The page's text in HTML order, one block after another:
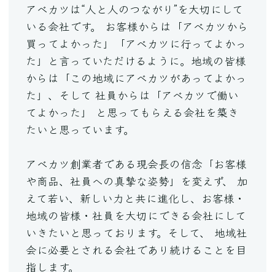
アベカツは“人と人のつながり”を大切にして
いる会社です。 お客様からは「アベカツから
買ってよかった」「アベカツに行ってよかっ
た」と言っていただけるように。地域の皆様
からは「この地域にアベカツがあってよかっ
た」、そして 社員からは「アベカツで働い
てよかった」 と思ってもらえる会社を築き
たいと思っています。
アベカツ創業者である現会長の信念「お客様
や商品、社員への真摯な姿勢」を変えず、 加
えて若い、新しい力と共に進化し、お客様・
地域の皆様・社員を大切にできる会社にして
いきたいと思っております。そして、 地域社
会に必要とされる会社であり続けることを目
指します。